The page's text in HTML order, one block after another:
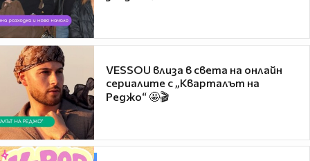
VESSOU влиза в света на онлайн
сериалите с „Кварталът на
Реджо“ 🤩🎬